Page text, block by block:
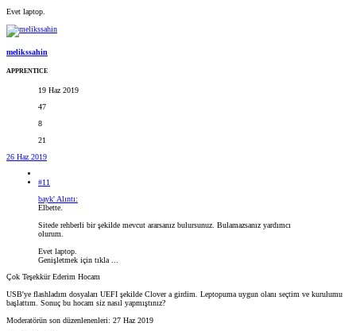
Evet laptop.
melikssahin
APPRENTICE
19 Haz 2019
47
8
21
26 Haz 2019
#11
bayk' Alıntı:
Elbette.
Sitede rehberli bir şekilde mevcut ararsanız bulursunuz. Bulamazsanız yardımcı
olurum.
Evet laptop.
Genişletmek için tıkla ...
Çok Teşekkür Ederim Hocam
USB'ye flashladım dosyaları UEFI şekilde Clover a girdim. Leptopuma uygun olanı seçtim ve kurulumu
başlattım. Sonuç bu hocam siz nasıl yapmıştınız?
Moderatörün son düzenlenenleri: 27 Haz 2019